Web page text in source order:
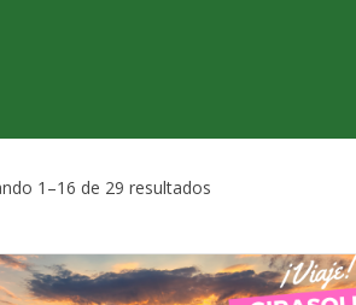
1–16 de 29 resultados